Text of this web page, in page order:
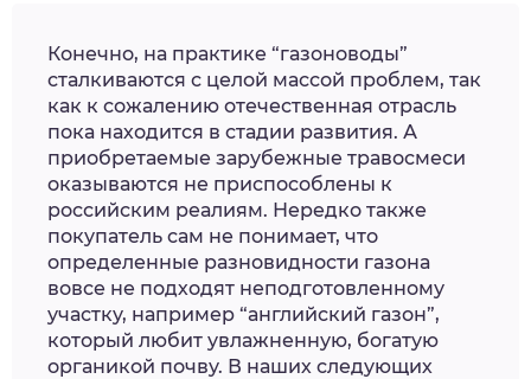
Конечно, на практике “газоноводы”
сталкиваются с целой массой проблем, так
как к сожалению отечественная отрасль
пока находится в стадии развития. А
приобретаемые зарубежные травосмеси
оказываются не приспособлены к
российским реалиям. Нередко также
покупатель сам не понимает, что
определенные разновидности газона
вовсе не подходят неподготовленному
участку, например “английский газон”,
который любит увлажненную, богатую
органикой почву. В наших следующих